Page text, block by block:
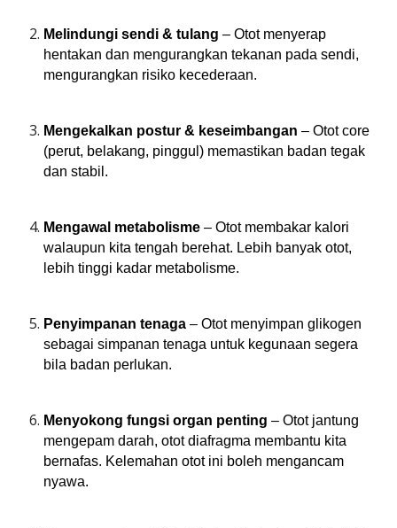
Melindungi sendi & tulang – Otot menyerap
hentakan dan mengurangkan tekanan pada sendi,
mengurangkan risiko kecederaan.
Mengekalkan postur & keseimbangan – Otot core
(perut, belakang, pinggul) memastikan badan tegak
dan stabil.
Mengawal metabolisme – Otot membakar kalori
walaupun kita tengah berehat. Lebih banyak otot,
lebih tinggi kadar metabolisme.
Penyimpanan tenaga – Otot menyimpan glikogen
sebagai simpanan tenaga untuk kegunaan segera
bila badan perlukan.
Menyokong fungsi organ penting – Otot jantung
mengepam darah, otot diafragma membantu kita
bernafas. Kelemahan otot ini boleh mengancam
nyawa.